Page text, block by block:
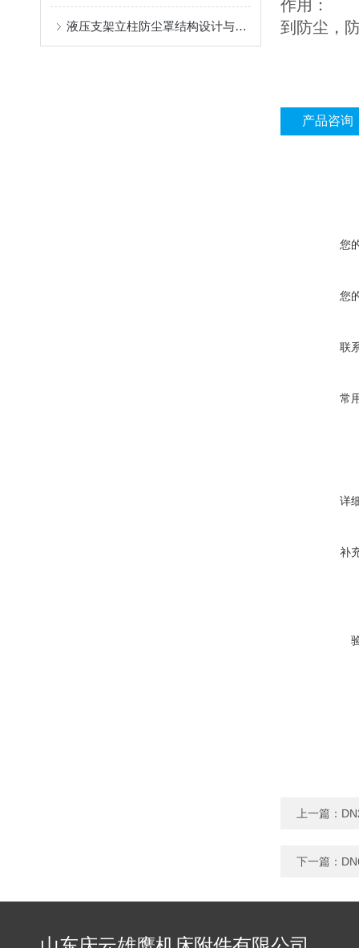
液压支架立柱防尘罩结构设计与密封防护原理
作用：
到防尘，
产品咨询
您
您
联
常
详
补
上一篇：
下一篇：